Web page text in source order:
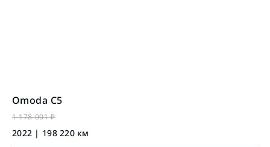
Omoda C5
1 178 001₽
2022 | 198 220км